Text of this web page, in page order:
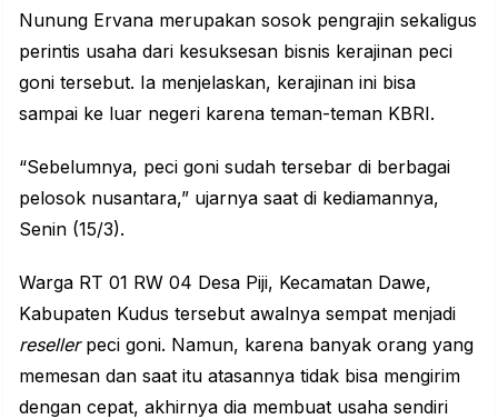
Nunung Ervana merupakan sosok pengrajin sekaligus
perintis usaha dari kesuksesan bisnis kerajinan peci
goni tersebut. Ia menjelaskan, kerajinan ini bisa
sampai ke luar negeri karena teman-teman KBRI.
“Sebelumnya, peci goni sudah tersebar di berbagai
pelosok nusantara,” ujarnya saat di kediamannya,
Senin (15/3).
Warga RT 01 RW 04 Desa Piji, Kecamatan Dawe,
Kabupaten Kudus tersebut awalnya sempat menjadi
resellerpeci goni. Namun, karena banyak orang yang
memesan dan saat itu atasannya tidak bisa mengirim
dengan cepat, akhirnya dia membuat usaha sendiri